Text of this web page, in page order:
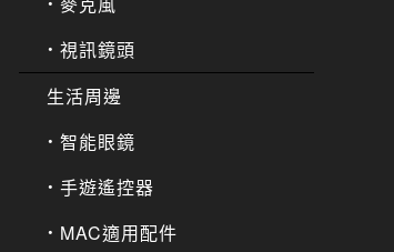
視訊鏡頭
生活周邊
智能眼鏡
手遊遙控器
MAC適用配件